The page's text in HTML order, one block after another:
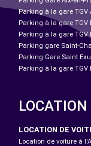
Parking à la gare TGV
Parking à la gare TGV
Parking à la gare TGV
Parking gare Saint-
Parking Gare Saint
Parking à la gare TGV
LOCATION DE
Location de voiture à